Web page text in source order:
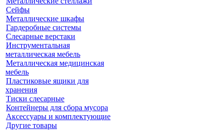
Сейфы
Металлические шкафы
Гардеробные системы
Слесарные верстаки
Инструментальная
металлическая мебель
Металлическая медицинская
мебель
Пластиковые ящики для
хранения
Тиски слесарные
Контейнеры для сбора мусора
Аксессуары и комплектующие
Другие товары